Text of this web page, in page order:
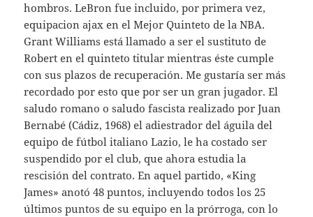
hombros. LeBron fue incluido, por primera vez,
equipacion ajax en el Mejor Quinteto de la NBA.
Grant Williams está llamado a ser el sustituto de
Robert en el quinteto titular mientras éste cumple
con sus plazos de recuperación. Me gustaría ser más
recordado por esto que por ser un gran jugador. El
saludo romano o saludo fascista realizado por Juan
Bernabé (Cádiz, 1968) el adiestrador del águila del
equipo de fútbol italiano Lazio, le ha costado ser
suspendido por el club, que ahora estudia la
rescisión del contrato. En aquel partido, «King
James» anotó 48 puntos, incluyendo todos los 25
últimos puntos de su equipo en la prórroga, con lo